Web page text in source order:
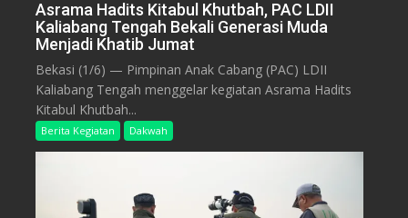
Asrama Hadits Kitabul Khutbah, PAC LDII
Kaliabang Tengah Bekali Generasi Muda
Menjadi Khatib Jumat
Bekasi (1/6) — Pimpinan Anak Cabang (PAC) LDII
Kaliabang Tengah menggelar kegiatan Asrama Hadits
Kitabul Khutbah...
Berita Kegiatan Dakwah